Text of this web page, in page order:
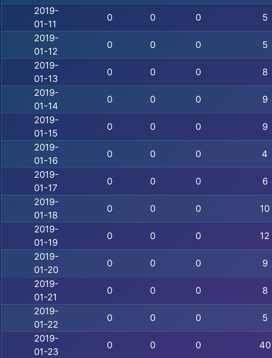
2019-
01-11
0 0 0
5
2019-
01-12
0 0 0
5
2019-
01-13
0 0 0
8
2019-
01-14
0 0 0
9
2019-
01-15
0 0 0
9
2019-
01-16
0 0 0
4
2019-
01-17
0 0 0
6
2019-
01-18
0 0 0
10
2019-
01-19
0 0 0
12
2019-
01-20
0 0 0
9
2019-
01-21
0 0 0
8
2019-
01-22
0 0 0
5
2019-
01-23
0 0 0
40